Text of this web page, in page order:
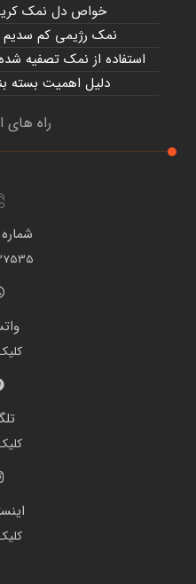
خواص دل نمک
نمک رژیمی کم
استفاده از نمک تصفیه
دلیل اهمیت بسته
راه های